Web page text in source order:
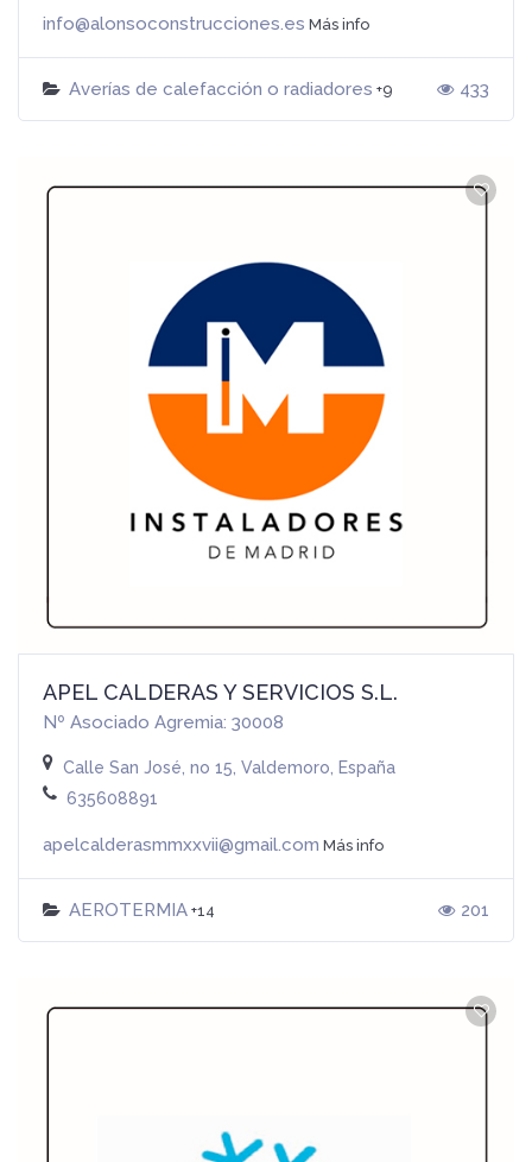
info@alonsoconstrucciones.es Más info
Averías de calefacción o radiadores +9 433
APEL CALDERAS Y SERVICIOS S.L.
Nº Asociado Agremia: 30008
Calle San José, no 15, Valdemoro, España
635608891
apelcalderasmmxxvii@gmail.com Más info
AEROTERMIA +14 201